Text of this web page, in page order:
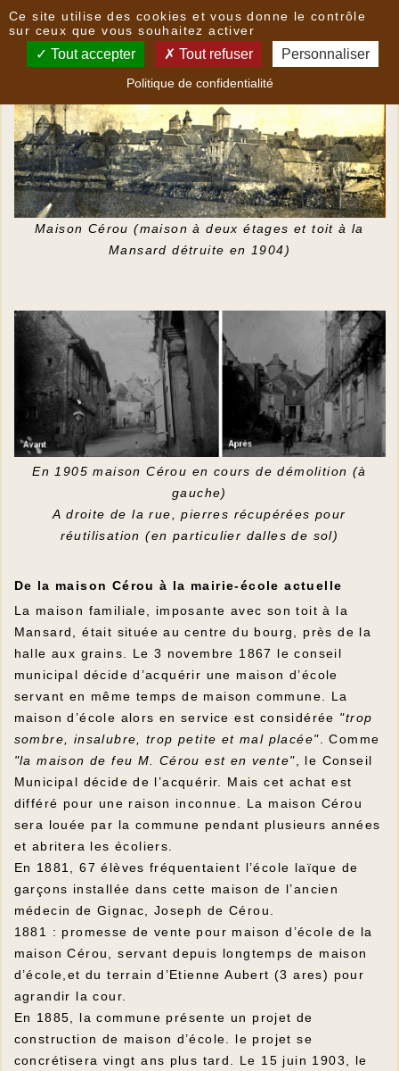
Jean Joseph Cérou
Maison Cérou (maison à deux étages et toit à la
Mansard détruite en 1904)
En 1905 maison Cérou en cours de démolition (à
gauche)
A droite de la rue, pierres récupérées pour
réutilisation (en particulier dalles de sol)
De la maison Cérou à la mairie-école actuelle
La maison familiale, imposante avec son toit à la
Mansard, était située au centre du bourg, près de la
halle aux grains. Le 3 novembre 1867 le conseil
municipal décide d’acquérir une maison d’école
servant en même temps de maison commune. La
maison d’école alors en service est considérée "trop
sombre, insalubre, trop petite et mal placée" . Comme
"la maison de feu M. Cérou est en vente" , le Conseil
Municipal décide de l’acquérir. Mais cet achat est
différé pour une raison inconnue. La maison Cérou
sera louée par la commune pendant plusieurs années
et abritera les écoliers.
En 1881, 67 élèves fréquentaient l’école laïque de
garçons installée dans cette maison de l’ancien
médecin de Gignac, Joseph de Cérou.
1881 : promesse de vente pour maison d’école de la
maison Cérou, servant depuis longtemps de maison
d’école,et du terrain d’Etienne Aubert (3 ares) pour
agrandir la cour.
En 1885, la commune présente un projet de
construction de maison d’école. le projet se
concrétisera vingt ans plus tard. Le 15 juin 1903, le
Ce site utilise des cookies et vous donne le contrôle
sur ceux que vous souhaitez activer
Tout accepter Tout refuser Personnaliser
Politique de confidentialité